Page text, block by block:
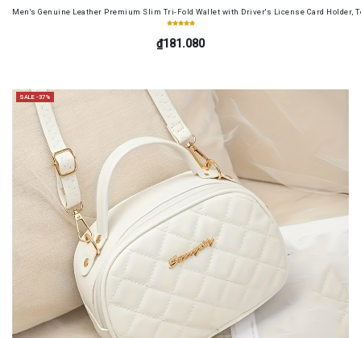
Men's Genuine Leather Premium Slim Tri-Fold Wallet with Driver's License Card Holder,
₫181.080
SALE -37%